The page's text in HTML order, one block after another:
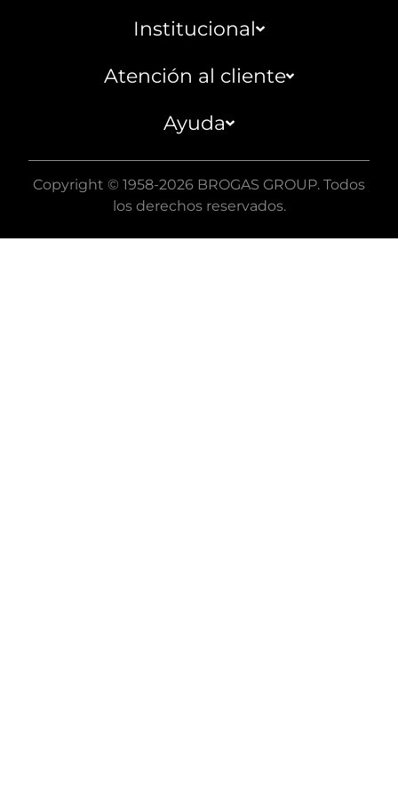
Institucional
Atención al cliente
Ayuda
Copyright © 1958-2026 BROGAS GROUP. Todos
los derechos reservados.